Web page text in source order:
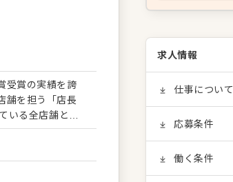
受賞の実績を誇
舗を担う「店長
いるのは、全国
仕上げ、お客
々の仕事に誇り
求人情報
仕事について
応募条件
働く条件